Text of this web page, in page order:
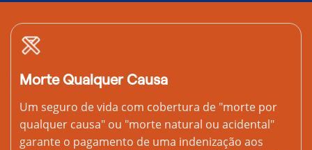
Morte Qualquer Causa
Um seguro de vida com cobertura de "morte por
qualquer causa" ou "morte natural ou acidental"
garante o pagamento de uma indenização aos